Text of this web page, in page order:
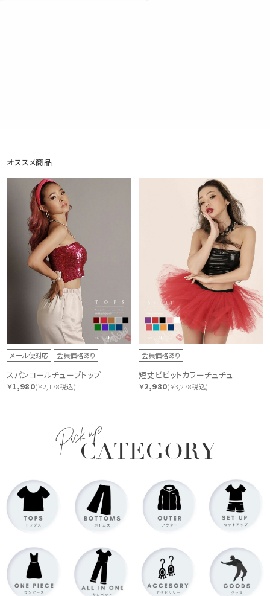
オススメ商品
メール便対応 会員価格あり
スパンコールチューブトップ
￥1,980(￥2,178税込)
会員価格あり
短丈ビビットカラーチュチュ
￥2,980(￥3,278税込)
Pick upCATEGORY